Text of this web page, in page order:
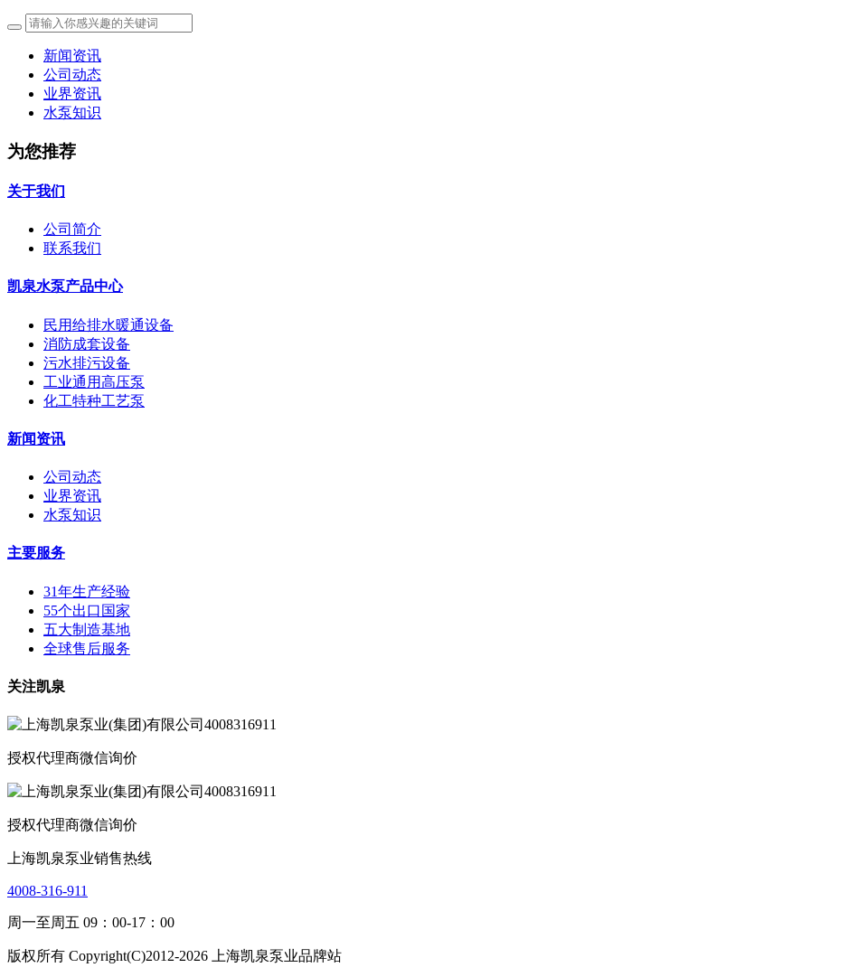
新闻资讯
公司动态
业界资讯
水泵知识
为您推荐
关于我们
公司简介
联系我们
凯泉水泵产品中心
民用给排水暖通设备
消防成套设备
污水排污设备
工业通用高压泵
化工特种工艺泵
新闻资讯
公司动态
业界资讯
水泵知识
主要服务
31年生产经验
55个出口国家
五大制造基地
全球售后服务
关注凯泉
授权代理商微信询价
授权代理商微信询价
上海凯泉泵业销售热线
4008-316-911
周一至周五 09：00-17：00
版权所有 Copyright(C)2012-2026 上海凯泉泵业品牌站